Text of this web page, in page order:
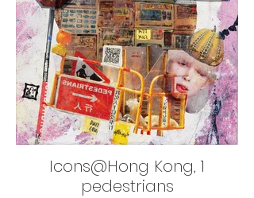
Icons@Hong Kong, 1
pedestrians